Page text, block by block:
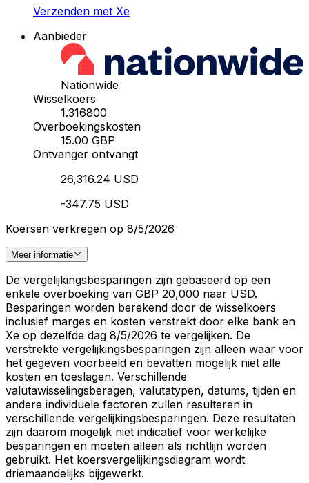
Verzenden met Xe
Aanbieder
Nationwide
Wisselkoers
1.316800
Overboekingskosten
15.00 GBP
Ontvanger ontvangt
26,316.24 USD
-347.75 USD
Koersen verkregen op 8/5/2026
Meer informatie
De vergelijkingsbesparingen zijn gebaseerd op een
enkele overboeking van GBP 20,000 naar USD.
Besparingen worden berekend door de wisselkoers
inclusief marges en kosten verstrekt door elke bank en
Xe op dezelfde dag 8/5/2026 te vergelijken. De
verstrekte vergelijkingsbesparingen zijn alleen waar voor
het gegeven voorbeeld en bevatten mogelijk niet alle
kosten en toeslagen. Verschillende
valutawisselingsberagen, valutatypen, datums, tijden en
andere individuele factoren zullen resulteren in
verschillende vergelijkingsbesparingen. Deze resultaten
zijn daarom mogelijk niet indicatief voor werkelijke
besparingen en moeten alleen als richtlijn worden
gebruikt. Het koersvergelijkingsdiagram wordt
driemaandelijks bijgewerkt.